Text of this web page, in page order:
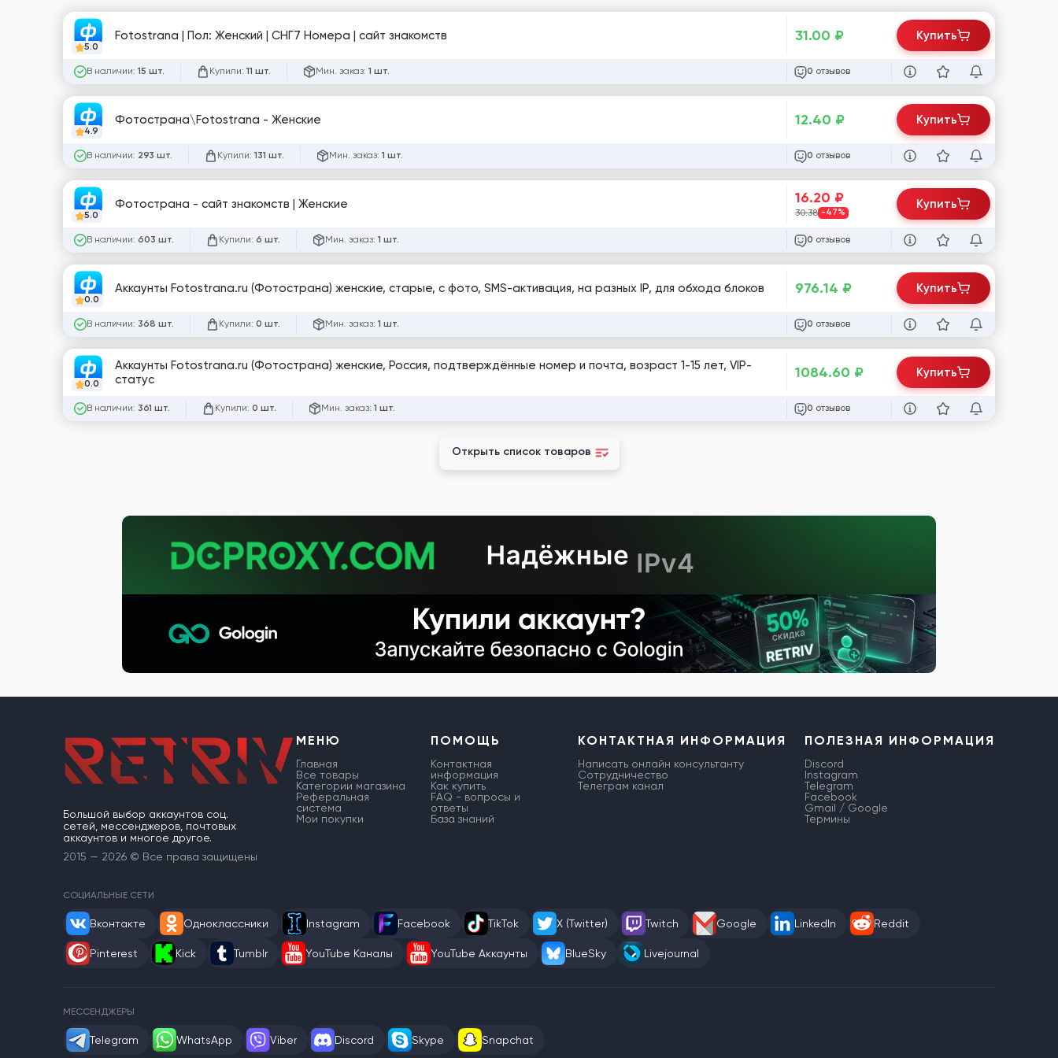
5.0
Fotostrana | Пол: Женский | СНГ7 Номера | сайт знакомств
В наличии: 15 шт. Купили: 11 шт. Мин. заказ: 1 шт.
31.00 ₽
0 отзывов
Купить
4.9
Фотострана\Fotostrana - Женские
В наличии: 293 шт. Купили: 131 шт. Мин. заказ: 1 шт.
12.40 ₽
0 отзывов
Купить
5.0
Фотострана - сайт знакомств | Женские
В наличии: 603 шт. Купили: 6 шт. Мин. заказ: 1 шт.
16.20 ₽
30.38 -47%
0 отзывов
Купить
0.0
Аккаунты Fotostrana.ru (Фотострана) женские, старые, с фото, SMS-активация, на разных IP, для обхода блоков
В наличии: 368 шт. Купили: 0 шт. Мин. заказ: 1 шт.
976.14 ₽
0 отзывов
Купить
0.0
Аккаунты Fotostrana.ru (Фотострана) женские, Россия, подтверждённые номер и почта, возраст 1-15 лет, VIP-
статус
В наличии: 361 шт. Купили: 0 шт. Мин. заказ: 1 шт.
1084.60 ₽
0 отзывов
Купить
Открыть список товаров
Большой выбор аккаунтов соц.
сетей, мессенджеров, почтовых
аккаунтов и многое другое.
2015 — 2026 © Все права защищены
МЕНЮ
Главная
Все товары
Категории магазина
Реферальная
система
Мои покупки
ПОМОЩЬ
Контактная
информация
Как купить
FAQ - вопросы и
ответы
База знаний
КОНТАКТНАЯ ИНФОРМАЦИЯ
Написать онлайн консультанту
Сотрудничество
Телеграм канал
ПОЛЕЗНАЯ ИНФОРМАЦИЯ
Discord
Instagram
Telegram
Facebook
Gmail / Google
Термины
СОЦИАЛЬНЫЕ СЕТИ
Вконтакте Одноклассники Instagram Facebook TikTok X (Twitter) Twitch Google LinkedIn Reddit
Pinterest Kick Tumblr YouTube Каналы YouTube Аккаунты BlueSky Livejournal
МЕССЕНДЖЕРЫ
Telegram WhatsApp Viber Discord Skype Snapchat